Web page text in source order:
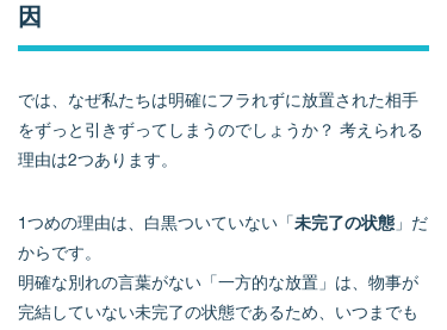
因
では、なぜ私たちは明確にフラれずに放置された相手
をずっと引きずってしまうのでしょうか？ 考えられる
理由は2つあります。
1つめの理由は、白黒ついていない「未完了の状態 」だ
からです。
明確な別れの言葉がない「一方的な放置」は、物事が
完結していない未完了の状態であるため、いつまでも